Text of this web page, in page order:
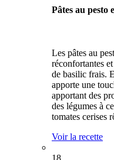
Pâtes au pesto
Les pâtes au
réconfortantes
de basilic frais.
apporte une
apportant des
des légumes à
tomates cerises
Voir la recette
18